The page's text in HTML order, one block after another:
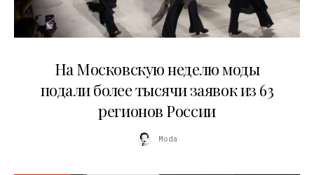
На Московскую неделю моды
подали более тысячи заявок из 63
регионов России
Moda